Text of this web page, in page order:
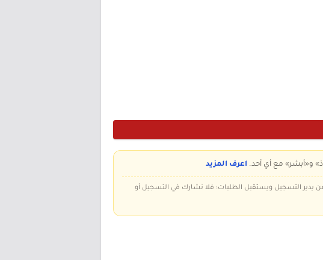
و«أبشر» مع أي أحد. اعرف المزيد
يدير التسجيل ويستقبل الطلبات؛ فلا نشارك في التسجيل أو